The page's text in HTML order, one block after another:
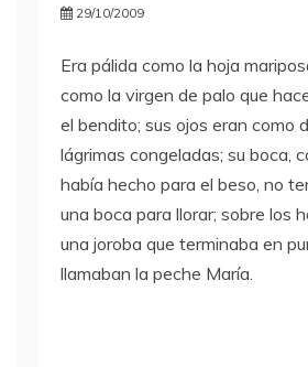
29/10/2009
Era pálida como la hoja
como la virgen de palo que
el bendito; sus ojos eran como
lágrimas congeladas; su boca,
había hecho para el beso, no
una boca para llorar; sobre los
una joroba que terminaba en
llamaban la peche María.